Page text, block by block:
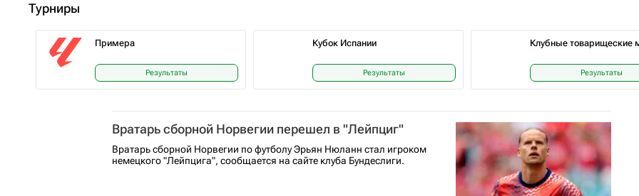
Турниры
Примера
Результаты
Кубок Испании
Результаты
Клубные товарищеские
Результаты
Вратарь сборной Норвегии перешел в "Лейпциг"
Вратарь сборной Норвегии по футболу Эрьян Нюланн стал игроком
немецкого "Лейпцига", сообщается на сайте клуба Бундеслиги.